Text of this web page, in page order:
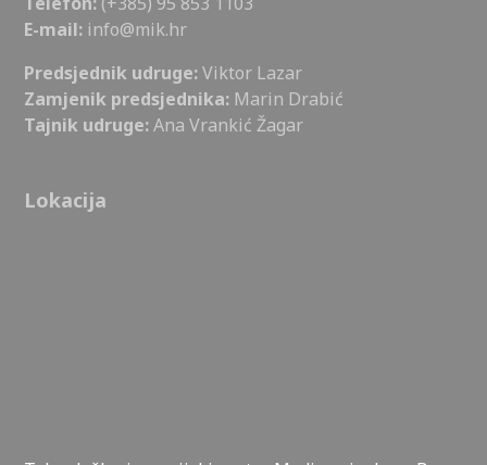
E-mail: info@mik.hr
Predsjednik udruge:Viktor Lazar
Zamjenik predsjednika: Marin Drabić
Tajnik udruge:Ana Vrankić Žagar
Lokacija